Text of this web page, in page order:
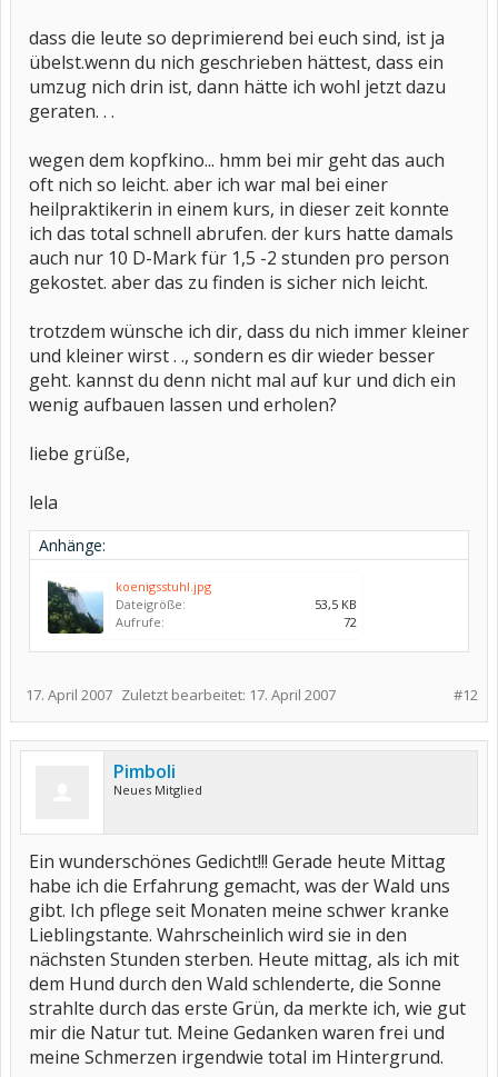
dass die leute so deprimierend bei euch sind, ist ja
übelst.wenn du nich geschrieben hättest, dass ein
umzug nich drin ist, dann hätte ich wohl jetzt dazu
geraten. . .
wegen dem kopfkino... hmm bei mir geht das auch
oft nich so leicht. aber ich war mal bei einer
heilpraktikerin in einem kurs, in dieser zeit konnte
ich das total schnell abrufen. der kurs hatte damals
auch nur 10 D-Mark für 1,5 -2 stunden pro person
gekostet. aber das zu finden is sicher nich leicht.
trotzdem wünsche ich dir, dass du nich immer kleiner
und kleiner wirst . ., sondern es dir wieder besser
geht. kannst du denn nicht mal auf kur und dich ein
wenig aufbauen lassen und erholen?
liebe grüße,
lela
Anhänge:
koenigsstuhl.jpg
Dateigröße:
53,5 KB
Aufrufe:
72
#12
17. April 2007 Zuletzt bearbeitet: 17. April 2007
Pimboli
Neues Mitglied
Ein wunderschönes Gedicht!!! Gerade heute Mittag
habe ich die Erfahrung gemacht, was der Wald uns
gibt. Ich pflege seit Monaten meine schwer kranke
Lieblingstante. Wahrscheinlich wird sie in den
nächsten Stunden sterben. Heute mittag, als ich mit
dem Hund durch den Wald schlenderte, die Sonne
strahlte durch das erste Grün, da merkte ich, wie gut
mir die Natur tut. Meine Gedanken waren frei und
meine Schmerzen irgendwie total im Hintergrund.